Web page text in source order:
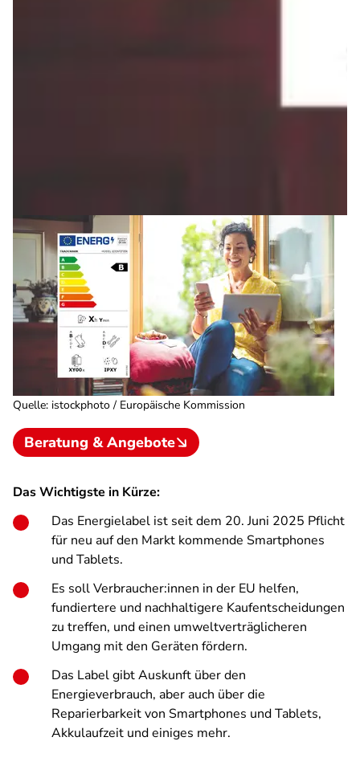
Quelle: istockphoto / Europäische Kommission
Beratung & Angebote
Das Wichtigste in Kürze:
Das Energielabel ist seit dem 20. Juni 2025 Pflicht
für neu auf den Markt kommende Smartphones
und Tablets.
Es soll Verbraucher:innen in der EU helfen,
fundiertere und nachhaltigere Kaufentscheidungen
zu treffen, und einen umweltverträglicheren
Umgang mit den Geräten fördern.
Das Label gibt Auskunft über den
Energieverbrauch, aber auch über die
Reparierbarkeit von Smartphones und Tablets,
Akkulaufzeit und einiges mehr.